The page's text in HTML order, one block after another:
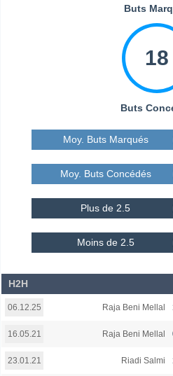
Buts
18
Buts
Moy. Buts Marqués
Moy. Buts Concédés
Plus de 2.5
Moins de 2.5
H2H
06.12.25 Raja Beni Mellal
16.05.21 Raja Beni Mellal
23.01.21 Riadi Salmi